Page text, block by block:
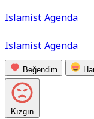
Islamist Agenda
Islamist Agenda
Beğendim
Kızgın